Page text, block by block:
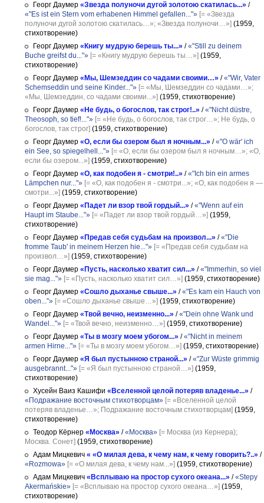
Георг Даумер «Звезда полуночи дугой золотою скатилась...» /
«"Es ist ein Stern vom erhabenen Himmel gefallen..."» [= «Звезда
полуночи дугой золотою скатилась…»; «Звезда полуночи…»] (1959,
стихотворение)
Георг Даумер «Книгу мудрую берешь ты...» /«"Still zu deinem
Buche greifst du..."» [= «Книгу мудрую берешь ты…»] (1959,
стихотворение)
Георг Даумер «Мы, Шемзеддин со чадами своими…» /«"Wir, Vater
Schemseddin und seine Kinder..."» [= «Мы, Шемзеддин со чадами…»;
«Мы, Шемзеддин, со чадами своими...»] (1959, стихотворение)
Георг Даумер «Не будь, о богослов, так строг!..» /«"Nicht düstre,
Theosoph, so tief!..."» [= «Не будь, о богослов, так строг…»; Не будь, о
богослов, так строг] (1959, стихотворение)
Георг Даумер «О, если бы озером был я ночным...» /«"O wär' ich
ein See, so spiegelhell..."» [= «О, если бы озером был я ночным…»; «О,
если бы озером...»] (1959, стихотворение)
Георг Даумер «О, как подобен я - смотри!..» /«"Ich bin ein armes
Lämpchen nur..."» [= «О, как подобен я - смотри...»; «О, как подобен я —
смотри...»] (1959, стихотворение)
Георг Даумер «Падет ли взор твой гордый...» /«"Wenn auf ein
Haupt im Staube..."» [= «Падет ли взор твой гордый…»] (1959,
стихотворение)
Георг Даумер «Предав себя судьбам на произвол...» /«"Die
fromme Taub' in meinem Herzen hie..."» [= «Предав себя судьбам на
произвол…»] (1959, стихотворение)
Георг Даумер «Пусть, насколько хватит сил...» /«"Immerhin, so viel
sie mag..."» [= «Пусть, насколько хватит сил…»] (1959, стихотворение)
Георг Даумер «Сошло дыханье свыше...» /«"Es kam ein Hauch von
oben..."» [= «Сошло дыханье свыше…»] (1959, стихотворение)
Георг Даумер «Твой вечно, неизменно...» /«"Dein ohne Wank und
Wandel..."» [= «Твой вечно, неизменно…»] (1959, стихотворение)
Георг Даумер «Ты в мозгу моем убогом...» /«"Nicht in meinem
armen Hirne..."» [= «Ты в мозгу моем убогом…»] (1959, стихотворение)
Георг Даумер «Я был пустынною страной...» /«"Zur Wüste grimmig
ausgebrannt..."» [= «Я был пустынною страной…»] (1959,
стихотворение)
Хусейн Ваиз Кашифи «Вселенной целой потеряв владенье...» /
«Подражание восточным стихотворцам» [= «Вселенной целой
потеряв владенье…»; Подражание восточным стихотворцам] (1959,
стихотворение)
Теодор Кёрнер «Москва» /«Москва» [= Москва (из Кернера);
Москва. Сонет] (1959, стихотворение)
Адам Мицкевич « «О милая дева, к чему нам, к чему говорить?..» /
«Rozmowa» [= «О милая дева, к чему нам...»] (1959, стихотворение)
Адам Мицкевич «Всплываю на простор сухого океана...» /«Stepy
Akermańskie» [= «Всплываю на простор сухого океана…»] (1959,
стихотворение)